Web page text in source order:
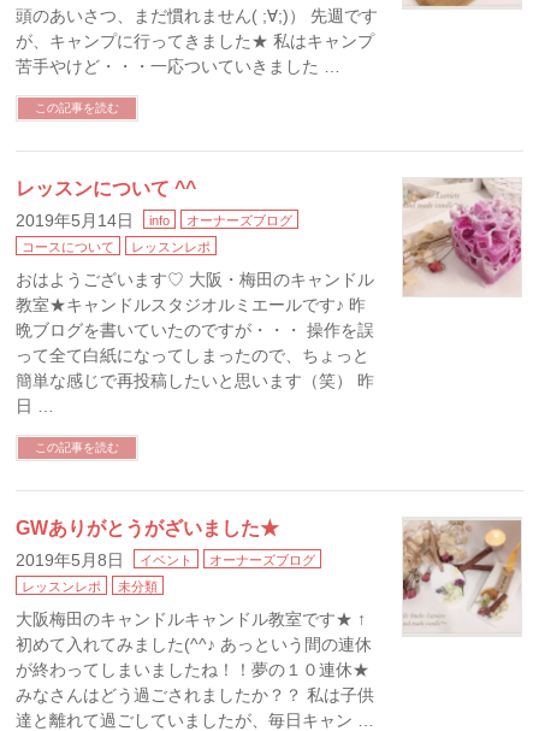
頭のあいさつ、まだ慣れません( ;∀;)） 先週です
が、キャンプに行ってきました★ 私はキャンプ
苦手やけど・・・一応ついていきました …
この記事を読む
レッスンについて ^^
2019年5月14日 info
オーナーズブログ
コースについて
レッスンレポ
おはようございます♡ 大阪・梅田のキャンドル
教室★キャンドルスタジオルミエールです♪ 昨
晩ブログを書いていたのですが・・・ 操作を誤
って全て白紙になってしまったので、ちょっと
簡単な感じで再投稿したいと思います（笑） 昨
日 …
この記事を読む
GWありがとうがざいました★
2019年5月8日 イベント
オーナーズブログ
レッスンレポ
未分類
大阪梅田のキャンドルキャンドル教室です★ ↑
初めて入れてみました(^^♪ あっという間の連休
が終わってしまいましたね！！夢の１０連休★
みなさんはどう過ごされましたか？？ 私は子供
達と離れて過ごしていましたが、毎日キャン …